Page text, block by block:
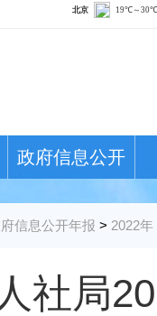
政府信息公开
信息公开年报 > 2022年
社局